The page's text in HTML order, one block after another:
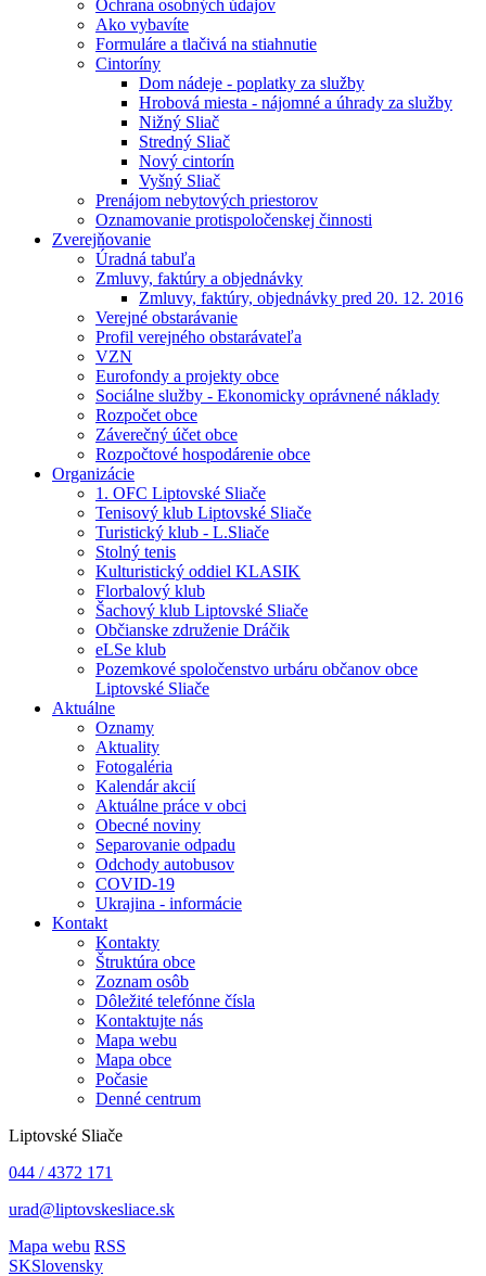
Ochrana osobných údajov
Ako vybavíte
Formuláre a tlačivá na stiahnutie
Cintoríny
Dom nádeje - poplatky za služby
Hrobová miesta - nájomné a úhrady za služby
Nižný Sliač
Stredný Sliač
Nový cintorín
Vyšný Sliač
Prenájom nebytových priestorov
Oznamovanie protispoločenskej činnosti
Zverejňovanie
Úradná tabuľa
Zmluvy, faktúry a objednávky
Zmluvy, faktúry, objednávky pred 20. 12. 2016
Verejné obstarávanie
Profil verejného obstarávateľa
VZN
Eurofondy a projekty obce
Sociálne služby - Ekonomicky oprávnené náklady
Rozpočet obce
Záverečný účet obce
Rozpočtové hospodárenie obce
Organizácie
1. OFC Liptovské Sliače
Tenisový klub Liptovské Sliače
Turistický klub - L.Sliače
Stolný tenis
Kulturistický oddiel KLASIK
Florbalový klub
Šachový klub Liptovské Sliače
Občianske združenie Dráčik
eLSe klub
Pozemkové spoločenstvo urbáru občanov obce
Liptovské Sliače
Aktuálne
Oznamy
Aktuality
Fotogaléria
Kalendár akcií
Aktuálne práce v obci
Obecné noviny
Separovanie odpadu
Odchody autobusov
COVID-19
Ukrajina - informácie
Kontakt
Kontakty
Štruktúra obce
Zoznam osôb
Dôležité telefónne čísla
Kontaktujte nás
Mapa webu
Mapa obce
Počasie
Denné centrum
Liptovské Sliače
044 / 4372 171
urad@liptovskesliace.sk
Mapa webu RSS
SKSlovensky